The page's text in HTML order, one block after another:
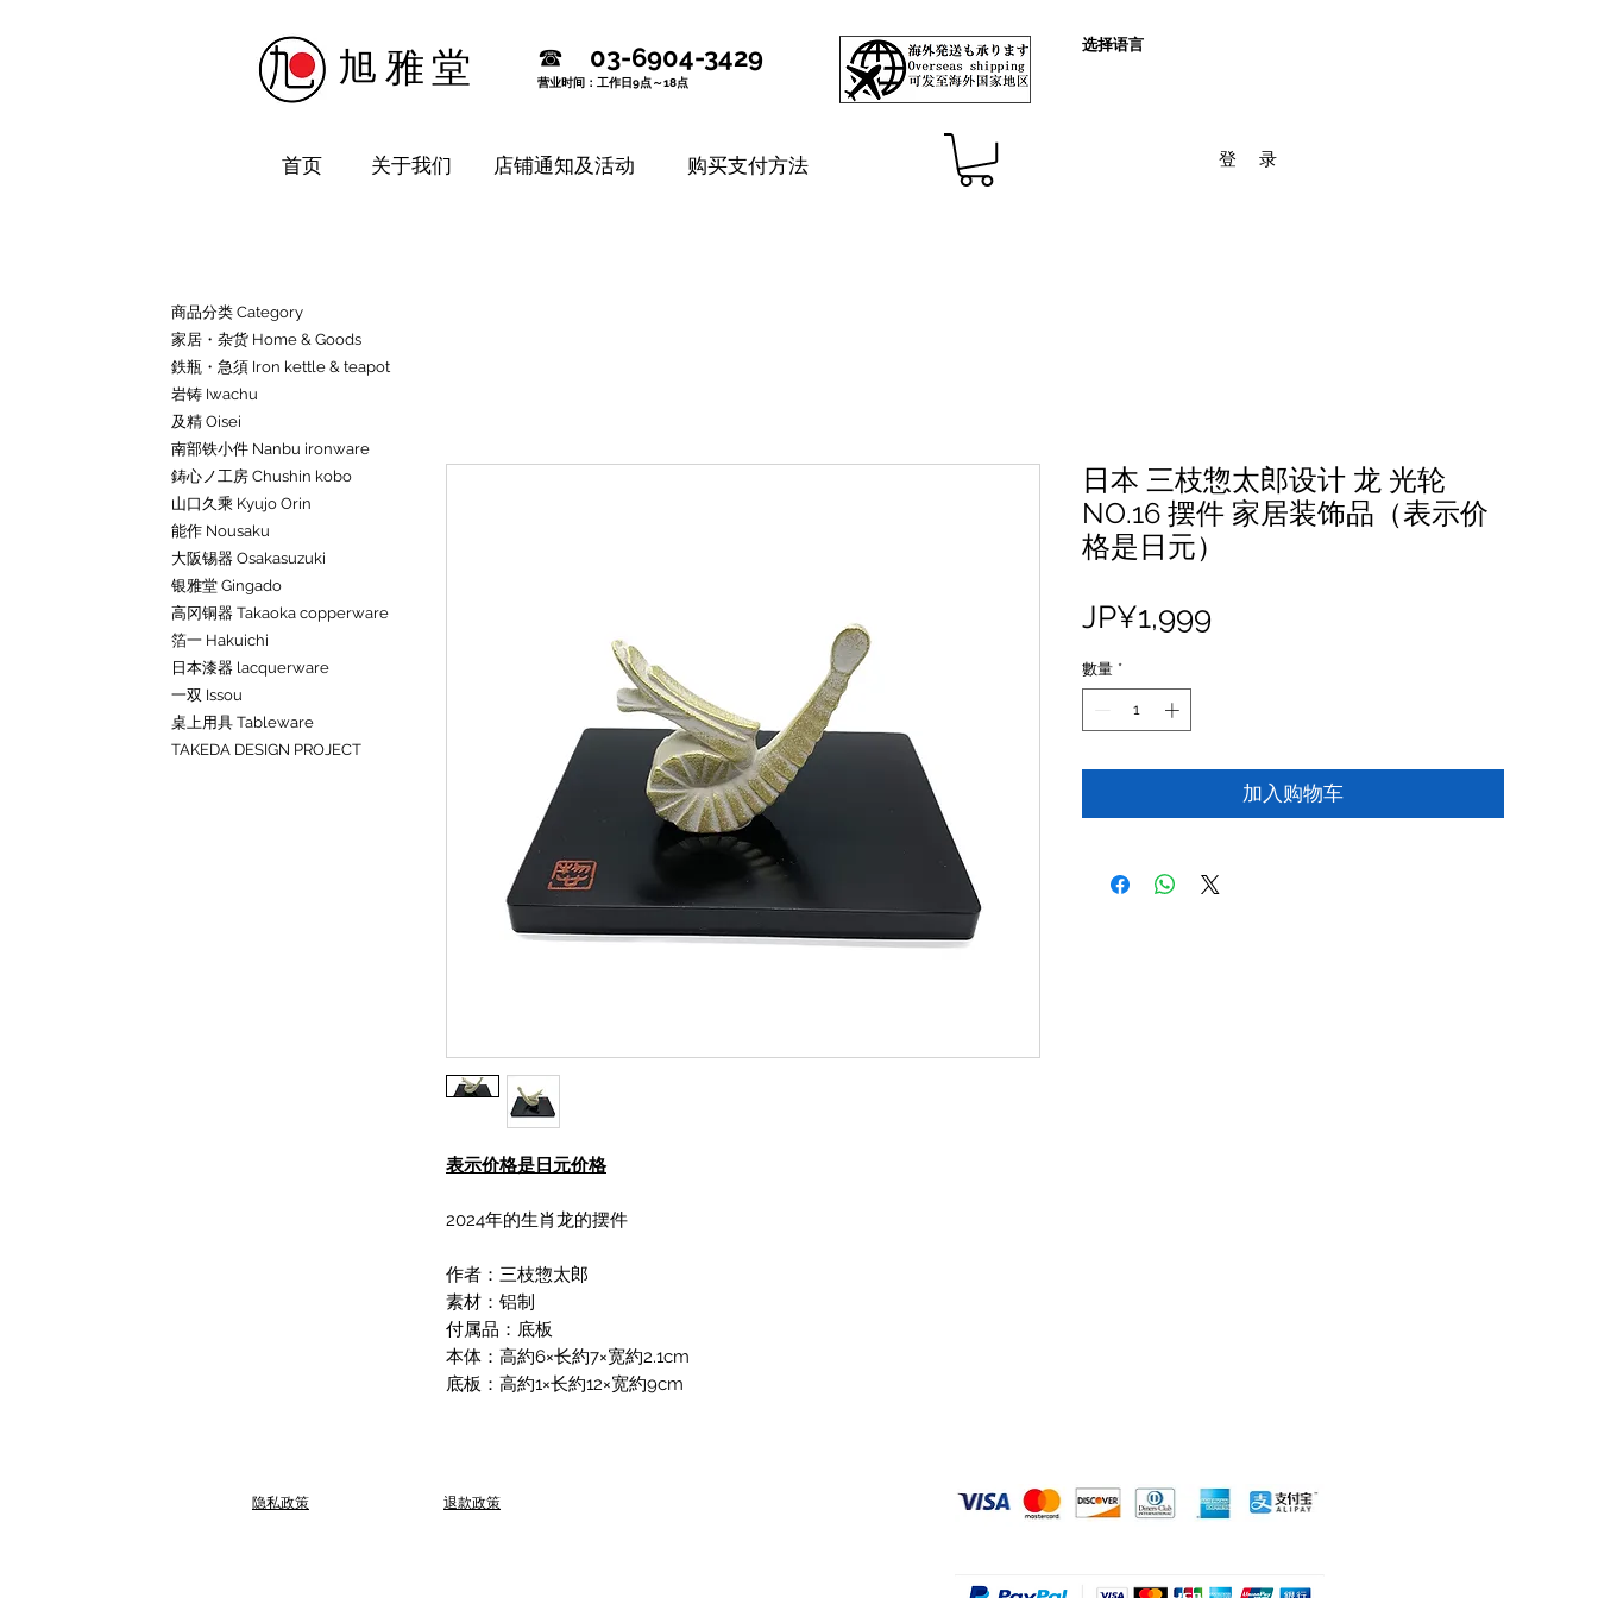
​旭雅堂 ☎ 03-6904-3429
营业时间：工作日9点～18点
首页 关于我们 店铺通知及活动 购买支付方法
选择语言
登 录
表示价格是日元价格
2024年的生肖龙的摆件
作者：三枝惣太郎
素材：铝制
付属品：底板
本体：高約6×长約7×宽約2.1cm
底板：高約1×长約12×宽約9cm
日本 三枝惣太郎设计 龙 光轮
NO.16 摆件 家居装饰品（表示价
格是日元）
JP¥1,999
數量 *
加入购物车
商品分类 Category
家居・杂货 Home & Goods
鉄瓶・急須 Iron kettle & teapot
岩铸 Iwachu
及精 Oisei
南部铁小件 Nanbu ironware
鋳心ノ工房 Chushin kobo
山口久乘 Kyujo Orin
能作 Nousaku
大阪锡器 Osakasuzuki
银雅堂 Gingado
高冈铜器 Takaoka copperware
箔一 Hakuichi
日本漆器 lacquerware
一双 Issou
桌上用具 Tableware
TAKEDA DESIGN PROJECT
​隐私政策 退款政策